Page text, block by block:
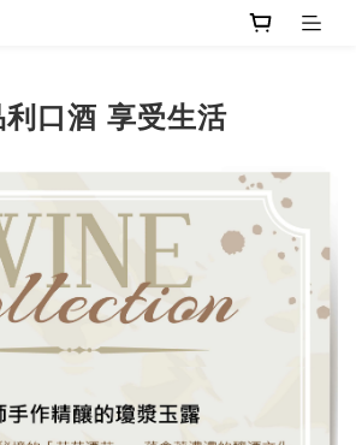
利口酒 享受生活